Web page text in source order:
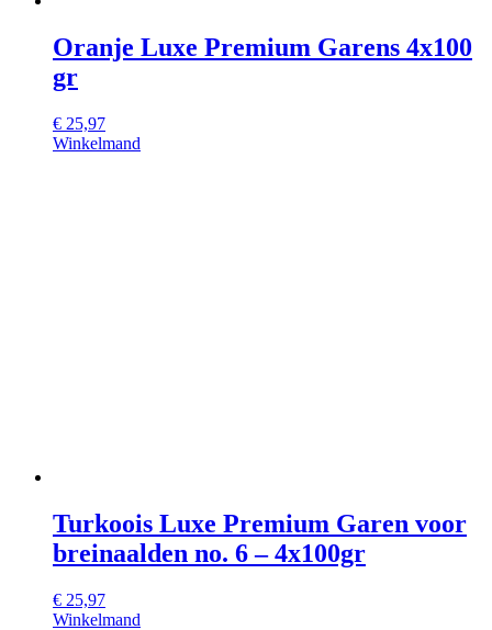
Oranje Luxe Premium Garens 4x100
gr
€ 25,97
Winkelmand
Turkoois Luxe Premium Garen voor
breinaalden no. 6 – 4x100gr
€ 25,97
Winkelmand